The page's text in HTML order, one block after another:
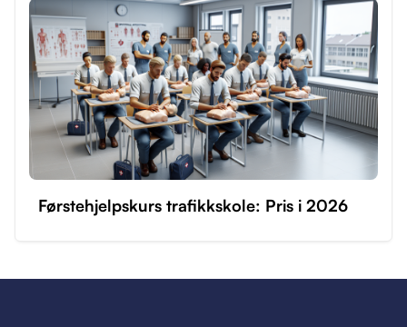
Førstehjelpskurs trafikkskole: Pris i 2026